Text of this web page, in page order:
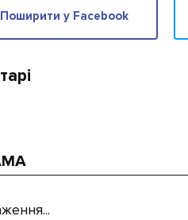
Поширити у Facebook